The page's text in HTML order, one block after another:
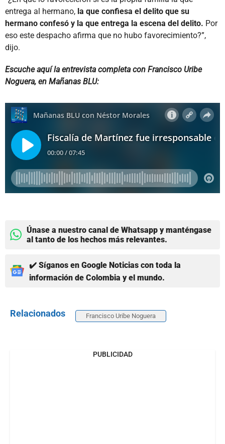
entrega al hermano, la que confiesa el delito que su
hermano confesó y la que entrega la escena del delito. Por
eso este despacho afirma que no hubo favorecimiento?”,
dijo.
Escuche aquí la entrevista completa con Francisco Uribe
Noguera, en Mañanas BLU:
Únase a nuestro canal de Whatsapp y manténgase
al tanto de los hechos más relevantes.
✔️ Síganos en Google Noticias con toda la
información de Colombia y el mundo.
Relacionados Francisco Uribe Noguera
PUBLICIDAD